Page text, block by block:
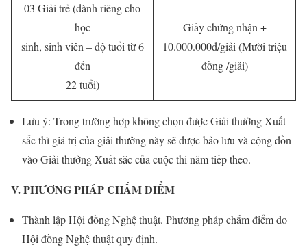
03 Giải trẻ (dành riêng cho
học
sinh, sinh viên – độ tuổi từ 6
đến
22 tuổi)
Giấy chứng nhận +
10.000.000đ/giải (Mười triệu
đồng /giải)
Lưu ý: Trong trường hợp không chọn được Giải thưởng Xuất
sắc thì giá trị của giải thưởng này sẽ được bảo lưu và cộng dồn
vào Giải thưởng Xuất sắc của cuộc thi năm tiếp theo.
V. PHƯƠNG PHÁP CHẤM ĐIỂM
Thành lập Hội đồng Nghệ thuật. Phương pháp chấm điểm do
Hội đồng Nghệ thuật quy định.